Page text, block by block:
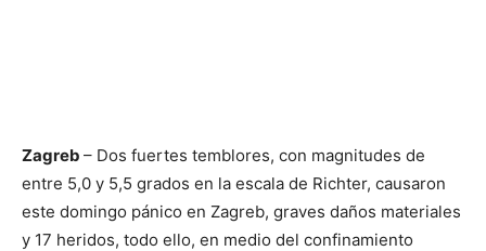
Zagreb – Dos fuertes temblores, con magnitudes de
entre 5,0 y 5,5 grados en la escala de Richter, causaron
este domingo pánico en Zagreb, graves daños materiales
y 17 heridos, todo ello, en medio del confinamiento